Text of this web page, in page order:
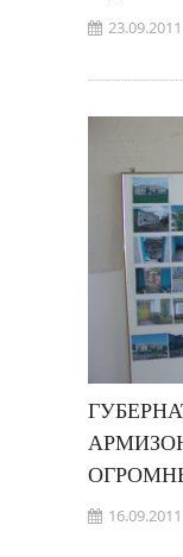
23.09.2011
16.09.2011